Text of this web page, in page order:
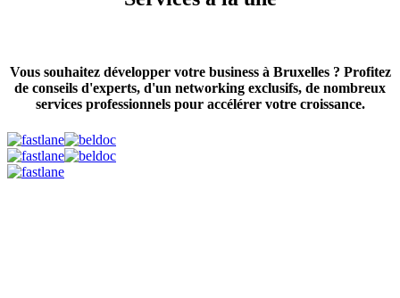
Vous souhaitez développer votre business à Bruxelles ? Profitez
de conseils d'experts, d'un networking exclusifs, de nombreux
services professionnels pour accélérer votre croissance.